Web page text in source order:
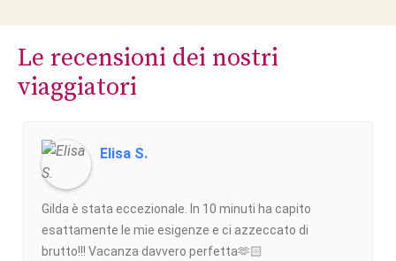
Le recensioni dei nostri
viaggiatori
Elisa S.
Gilda è stata eccezionale. In 10 minuti ha capito
esattamente le mie esigenze e ci azzeccato di
brutto!!! Vacanza davvero perfetta🫶🏻